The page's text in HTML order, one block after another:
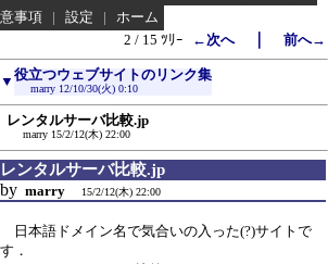
意事項
| 設定 |
ホーム
2 / 15 ﾂﾘｰ
←次へ｜ 前へ→
▼ 役立つウェブサイトのリンク集
marry 12/10/30(火) 0:10
レンタルサーバ比較.jp
marry 15/2/12(木) 22:00
レンタルサーバ比較.jp
by marry 15/2/12(木) 22:00
日本語ドメイン名で気合いの入った(?)サイトで
す．